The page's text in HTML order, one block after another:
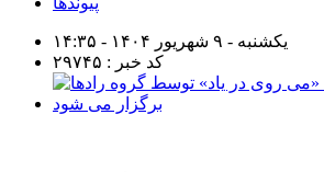
یکشنبه - ۹ شهریور ۱۴۰۴ - ۱۴:۳۵
کد خبر : ۲۹۷۴۵